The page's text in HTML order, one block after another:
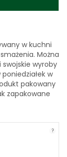
w kuchni
Można
wyroby
w
pakowany
zapakowane
?